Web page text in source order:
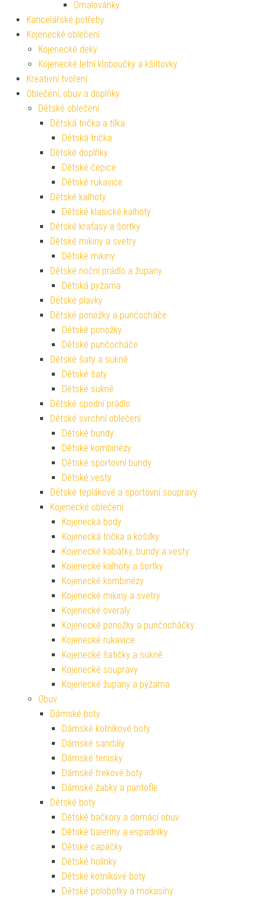
Omalovánky
Kancelářské potřeby
Kojenecké oblečení
Kojenecké deky
Kojenecké letní kloboučky a kšiltovky
Kreativní tvoření
Oblečení, obuv a doplňky
Dětské oblečení
Dětská trička a tílka
Dětská trička
Dětské doplňky
Dětské čepice
Dětské rukavice
Dětské kalhoty
Dětské klasické kalhoty
Dětské kraťasy a šortky
Dětské mikiny a svetry
Dětské mikiny
Dětské noční prádlo a župany
Dětská pyžama
Dětské plavky
Dětské ponožky a punčocháče
Dětské ponožky
Dětské punčocháče
Dětské šaty a sukně
Dětské šaty
Dětské sukně
Dětské spodní prádlo
Dětské svrchní oblečení
Dětské bundy
Dětské kombinézy
Dětské sportovní bundy
Dětské vesty
Dětské teplákové a sportovní soupravy
Kojenecké oblečení
Kojenecká body
Kojenecká trička a košilky
Kojenecké kabátky, bundy a vesty
Kojenecké kalhoty a šortky
Kojenecké kombinézy
Kojenecké mikiny a svetry
Kojenecké overaly
Kojenecké ponožky a punčocháčky
Kojenecké rukavice
Kojenecké šatičky a sukně
Kojenecké soupravy
Kojenecké župany a pyžama
Obuv
Dámské boty
Dámské kotníkové boty
Dámské sandály
Dámské tenisky
Dámské trekové boty
Dámské žabky a pantofle
Dětské boty
Dětské bačkory a domácí obuv
Dětské baleríny a espadrilky
Dětské capáčky
Dětské holínky
Dětské kotníkové boty
Dětské polobotky a mokasíny